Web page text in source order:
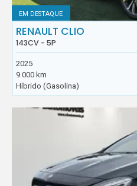
EM DESTAQUE
RENAULT CLIO
143CV - 5P
2025
9.000 km
Híbrido (Gasolina)